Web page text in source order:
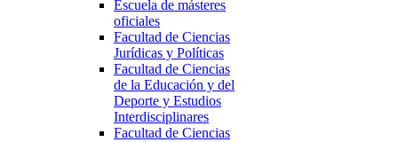
Escuela de másteres
oficiales
Facultad de Ciencias
Jurídicas y Políticas
Facultad de Ciencias
de la Educación y del
Deporte y Estudios
Interdisciplinares
Facultad de Ciencias